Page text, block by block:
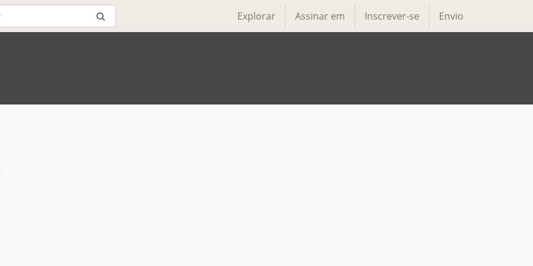
Explorar Assinar em Inscrever-se Envio